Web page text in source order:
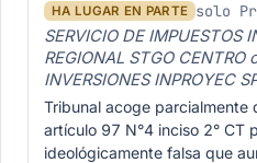
HA LUGAR EN PARTE solo
SERVICIO DE IMPUESTOS
REGIONAL STGO CENTRO
INVERSIONES INPROYEC
Tribunal acoge parcialmente
artículo 97 N°4 inciso 2° CT
ideológicamente falsa que